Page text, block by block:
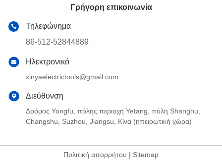
Γρήγορη επικοινωνία
Τηλεφώνημα
86-512-52844889
Ηλεκτρονικό
xinyaelectrictools@gmail.com
Διεύθυνση
Δρόμος Yongfu, πόλης περιοχή Yetang, πόλη Shanghu,
Changshu, Suzhou, Jiangsu, Κίνα (ηπειρωτική χώρα)
Πολιτική απορρήτου | Sitemap